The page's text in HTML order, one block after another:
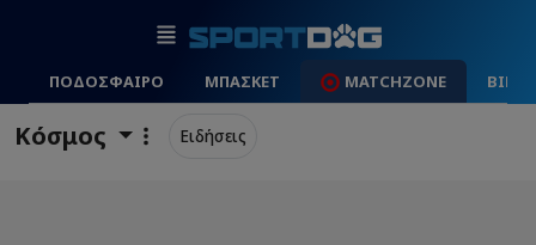
ΠΟΔΟΣΦΑΙΡΟ ΜΠΑΣΚΕΤ MATCHZONE
Κόσμος Ειδήσεις